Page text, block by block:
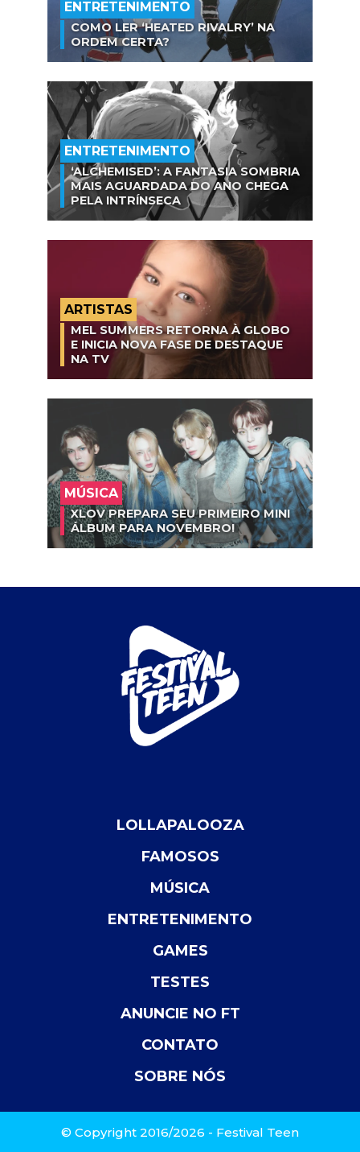
ENTRETENIMENTO
COMO LER ‘HEATED RIVALRY’ NA
ORDEM CERTA?
ENTRETENIMENTO
‘ALCHEMISED’: A FANTASIA SOMBRIA
MAIS AGUARDADA DO ANO CHEGA
PELA INTRÍNSECA
ARTISTAS
MEL SUMMERS RETORNA À GLOBO
E INICIA NOVA FASE DE DESTAQUE
NA TV
MÚSICA
XLOV PREPARA SEU PRIMEIRO MINI
ÁLBUM PARA NOVEMBRO!
LOLLAPALOOZA
FAMOSOS
MÚSICA
ENTRETENIMENTO
GAMES
TESTES
ANUNCIE NO FT
CONTATO
SOBRE NÓS
© Copyright 2016/2026 - Festival Teen